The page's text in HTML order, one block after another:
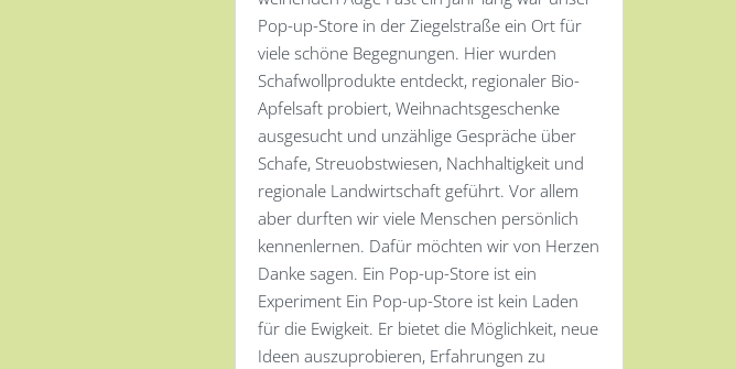
Pop-up-Store in der Ziegelstraße ein Ort für
viele schöne Begegnungen. Hier wurden
Schafwollprodukte entdeckt, regionaler Bio-
Apfelsaft probiert, Weihnachtsgeschenke
ausgesucht und unzählige Gespräche über
Schafe, Streuobstwiesen, Nachhaltigkeit und
regionale Landwirtschaft geführt. Vor allem
aber durften wir viele Menschen persönlich
kennenlernen. Dafür möchten wir von Herzen
Danke sagen. Ein Pop-up-Store ist ein
Experiment Ein Pop-up-Store ist kein Laden
für die Ewigkeit. Er bietet die Möglichkeit, neue
Ideen auszuprobieren, Erfahrungen zu